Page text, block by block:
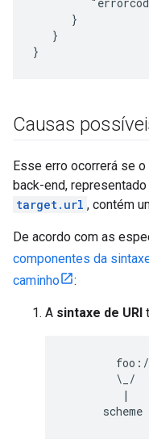
      }
   }
}
Causas
Esse erro ocorrerá se
back-end,
target.url , contém
De acordo com as
componentes da
caminho
:
A sintaxe de URI
\_/
|